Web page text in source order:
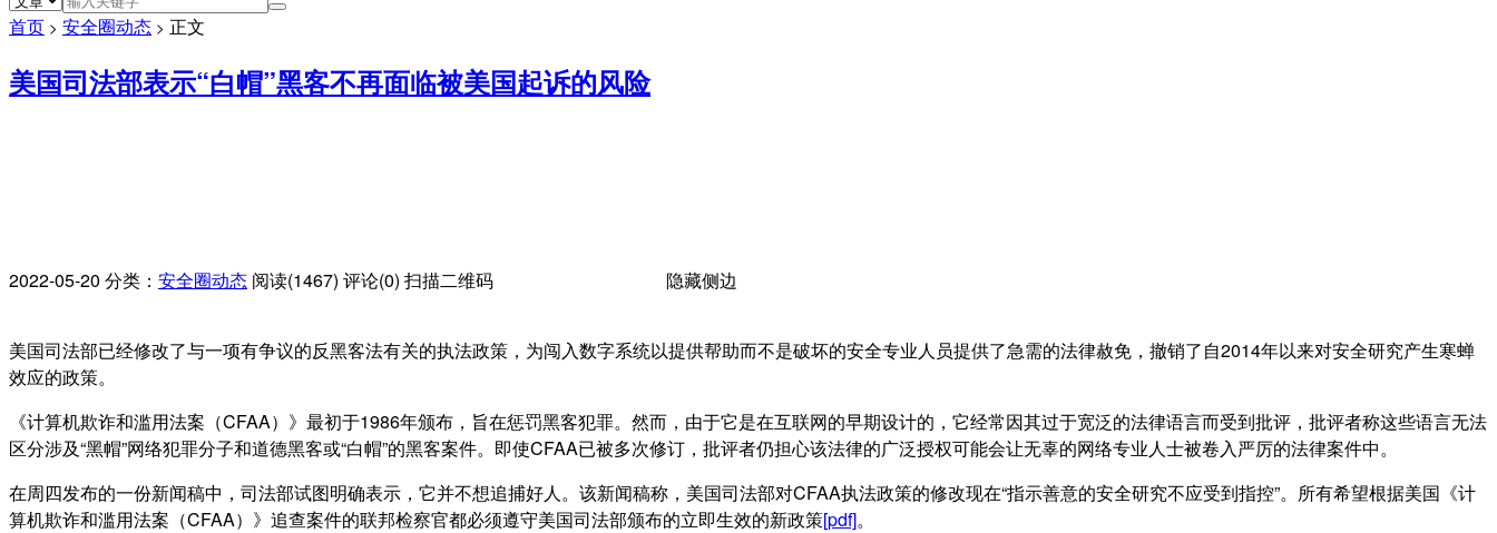
首页 > 安全圈动态 > 正文
美国司法部表示“白帽”黑客不再面临被美国起诉的风险
2022-05-20 分类： 安全圈动态 阅读(1467) 评论(0) 扫描二维码 隐藏侧边
美国司法部已经修改了与一项有争议的反黑客法有关的执法政策，为闯入数字系统以提供帮助而不是破坏的安全专业人员提供了急需的法律赦免，撤销了自2014年以来对安全研究产生寒蝉
效应的政策。
《计算机欺诈和滥用法案（CFAA）》最初于1986年颁布，旨在惩罚黑客犯罪。然而，由于它是在互联网的早期设计的，它经常因其过于宽泛的法律语言而受到批评，批评者称这些语言无法
区分涉及“黑帽”网络犯罪分子和道德黑客或“白帽”的黑客案件。即使CFAA已被多次修订，批评者仍担心该法律的广泛授权可能会让无辜的网络专业人士被卷入严厉的法律案件中。
在周四发布的一份新闻稿中，司法部试图明确表示，它并不想追捕好人。该新闻稿称，美国司法部对CFAA执法政策的修改现在“指示善意的安全研究不应受到指控”。所有希望根据美国《计
算机欺诈和滥用法案（CFAA）》追查案件的联邦检察官都必须遵守美国司法部颁布的立即生效的新政策[pdf]。